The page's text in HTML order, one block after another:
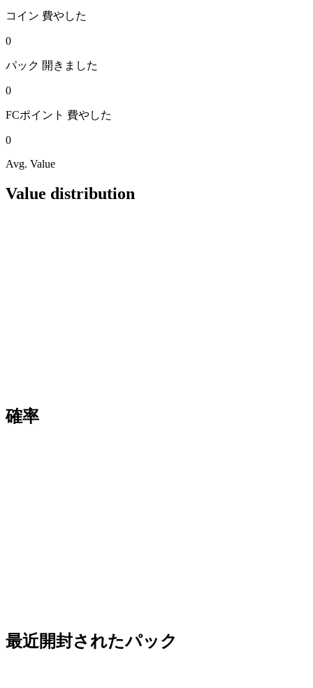
コイン 費やした
0
パック 開きました
0
FCポイント 費やした
0
Avg. Value
Value distribution
確率
最近開封されたパック